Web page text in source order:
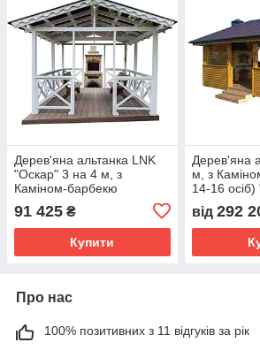
Дерев'яна альтанка LNK
"Оскар" 3 на 4 м, з
Каміном-барбекю
розбірна (на 14-16 осіб)
(Б-К2)
91 425 ₴
Купити
Дерев'яна
м, з
14-16
від 292
Про нас
100% позитивних з 11 відгуків за рік